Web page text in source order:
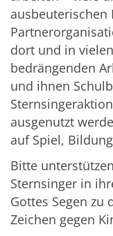
ausbeuterischen
dort und in
bedrängenden
und ihnen
ausgenutzt
auf Spiel,
Bitte
Sternsinger in
Gottes Segen zu
Zeichen gegen